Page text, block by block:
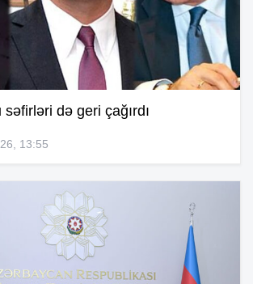
də geri çağırdı
13:55